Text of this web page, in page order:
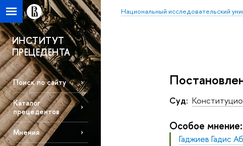
Национальный исследовательский
ИНСТИТУТ
ПРЕЦЕДЕНТА
Поиск по сайту
Каталог
прецедентов
Мнения
Суд:
Особое мнение:
Гаджиев Гадис